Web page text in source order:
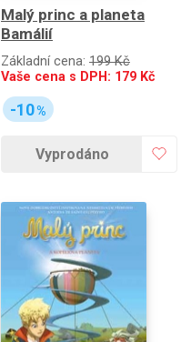
Malý princ a planeta
Bamálií
Základní cena: 199 Kč
Vaše cena s DPH: 179 Kč
-10%
Vyprodáno